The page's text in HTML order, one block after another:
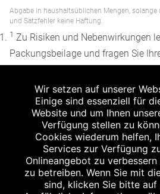
Abgabe in haushaltsüblichen Mengen, solange
und Satzfehler keine Haftung.
1 Zu Risiken und Nebenwirkungen
Packungsbeilage und fragen Sie
Apothekenerstattungspreis (AEP).
unverbindliche Preisempfehlung der
ein von den Apotheken in Ansatz
rezeptfreie Arzneimittel. Er
Apotheken verbindlichen
Apotheke in bestimmten Fällen
Jahren) das Produkt mit der
Wir setzen auf unserer
Einige sind essenziell für
Website und um Ihnen
Verfügung stellen zu
Cookies wiederum helfen,
Services zur Verfügung
Onlineangebot zu
zu betreiben. Wenn Sie mit
sind, klicken Sie bitte auf